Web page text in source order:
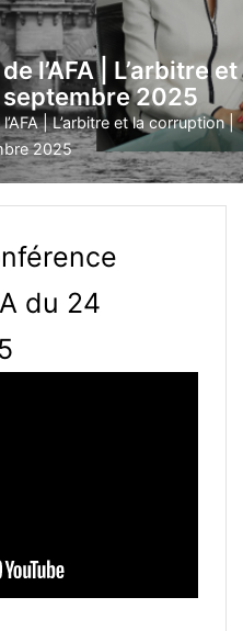
l’AFA | L’arbitre et
2025
| L’arbitre et la corruption |
2025
du 24